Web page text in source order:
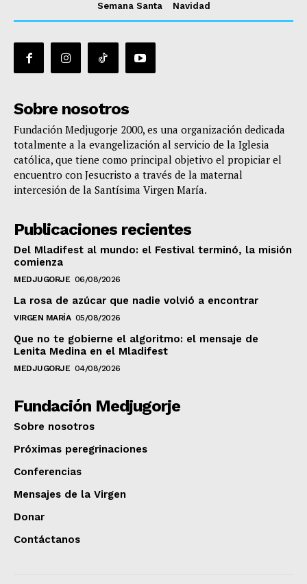
Semana Santa
Navidad
Sobre nosotros
Fundación Medjugorje 2000, es una organización dedicada
totalmente a la evangelización al servicio de la Iglesia
católica, que tiene como principal objetivo el propiciar el
encuentro con Jesucristo a través de la maternal
intercesión de la Santísima Virgen María.
Publicaciones recientes
Del Mladifest al mundo: el Festival terminó, la misión
comienza
MEDJUGORJE 06/08/2026
La rosa de azúcar que nadie volvió a encontrar
VIRGEN MARÍA 05/08/2026
Que no te gobierne el algoritmo: el mensaje de
Lenita Medina en el Mladifest
MEDJUGORJE 04/08/2026
Fundación Medjugorje
Sobre nosotros
Próximas peregrinaciones
Conferencias
Mensajes de la Virgen
Donar
Contáctanos